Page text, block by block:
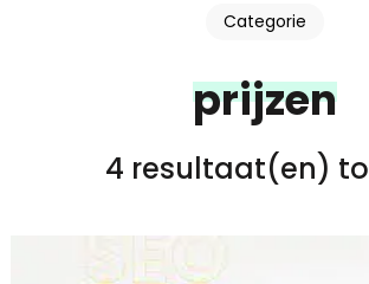
Categorie
prijzen
4 resultaat(en)